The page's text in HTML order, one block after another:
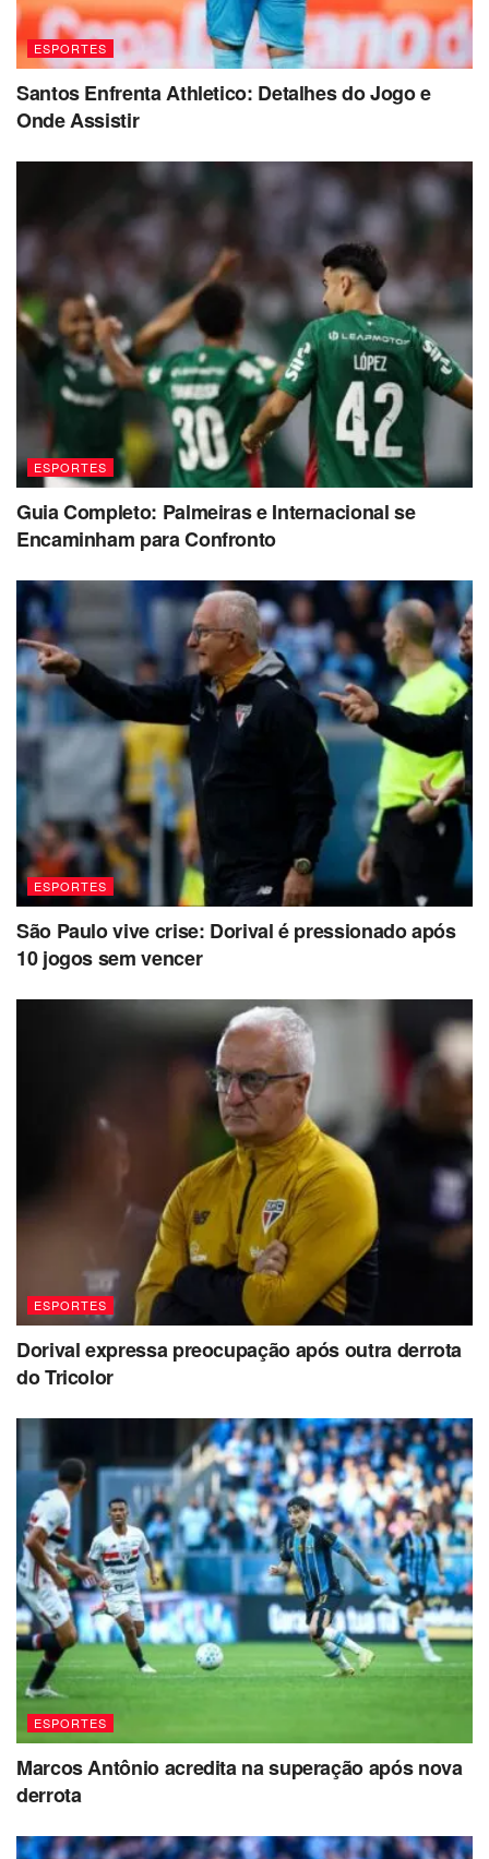
ESPORTES
Santos Enfrenta Athletico: Detalhes do Jogo e
Onde Assistir
ESPORTES
Guia Completo: Palmeiras e Internacional se
Encaminham para Confronto
ESPORTES
São Paulo vive crise: Dorival é pressionado após
10 jogos sem vencer
ESPORTES
Dorival expressa preocupação após outra derrota
do Tricolor
ESPORTES
Marcos Antônio acredita na superação após nova
derrota